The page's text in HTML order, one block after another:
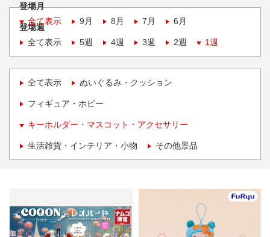
登場月
全て表示
9月 8月 7月 6月
登場週
全て表示
5週 4週 3週 2週 1週
全て表示 ぬいぐるみ・クッション
フィギュア・ホビー
キーホルダー・マスコット・アクセサリー
生活雑貨・インテリア・小物 その他景品